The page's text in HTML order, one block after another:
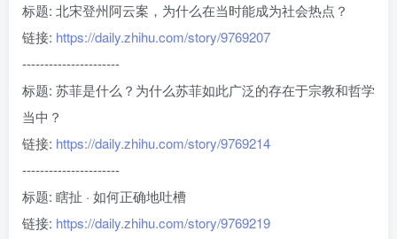
标题: 北宋登州阿云案，为什么在当时能成为社会热点？
链接: https://daily.zhihu.com/story/9769207
----------------------
标题: 苏菲是什么？为什么苏菲如此广泛的存在于宗教和哲学
当中？
链接: https://daily.zhihu.com/story/9769214
----------------------
标题: 瞎扯 · 如何正确地吐槽
链接: https://daily.zhihu.com/story/9769219